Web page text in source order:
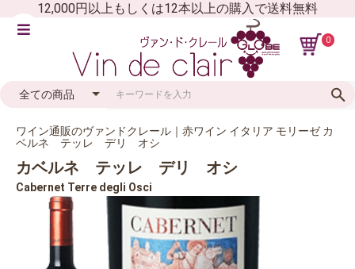
12,000円以上もしくは12本以上の購入で送料無料
0
ワイン通販のヴァンドクレール｜赤ワイン イタリア モリーゼ カ
ベルネ テッレ デリ オシ
カベルネ テッレ デリ オシ
Cabernet Terre degli Osci